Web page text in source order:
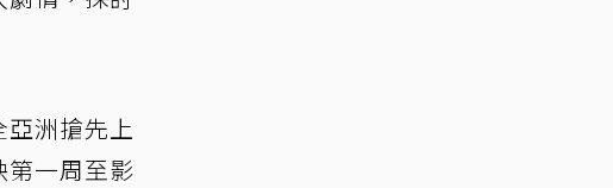
亞洲搶先上
一周至影